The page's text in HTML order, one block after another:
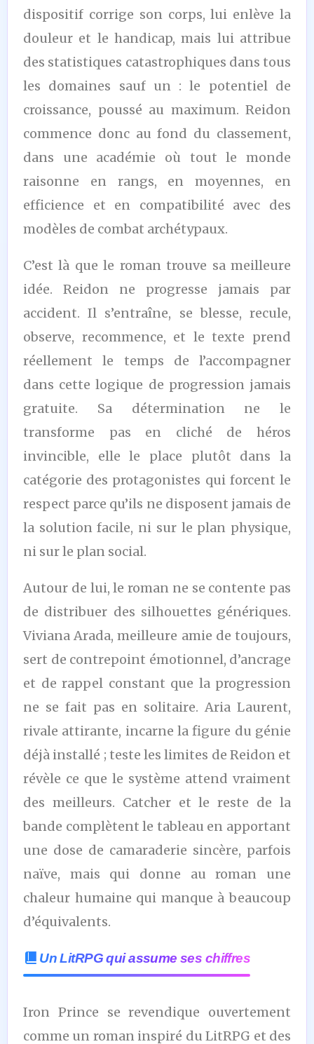
dispositif corrige son corps, lui enlève la
douleur et le handicap, mais lui attribue
des statistiques catastrophiques dans tous
les domaines sauf un : le potentiel de
croissance, poussé au maximum. Reidon
commence donc au fond du classement,
dans une académie où tout le monde
raisonne en rangs, en moyennes, en
efficience et en compatibilité avec des
modèles de combat archétypaux.
C’est là que le roman trouve sa meilleure
idée. Reidon ne progresse jamais par
accident. Il s’entraîne, se blesse, recule,
observe, recommence, et le texte prend
réellement le temps de l’accompagner
dans cette logique de progression jamais
gratuite. Sa détermination ne le
transforme pas en cliché de héros
invincible, elle le place plutôt dans la
catégorie des protagonistes qui forcent le
respect parce qu’ils ne disposent jamais de
la solution facile, ni sur le plan physique,
ni sur le plan social.
Autour de lui, le roman ne se contente pas
de distribuer des silhouettes génériques.
Viviana Arada, meilleure amie de toujours,
sert de contrepoint émotionnel, d’ancrage
et de rappel constant que la progression
ne se fait pas en solitaire. Aria Laurent,
rivale attirante, incarne la figure du génie
déjà installé ; teste les limites de Reidon et
révèle ce que le système attend vraiment
des meilleurs. Catcher et le reste de la
bande complètent le tableau en apportant
une dose de camaraderie sincère, parfois
naïve, mais qui donne au roman une
chaleur humaine qui manque à beaucoup
d’équivalents.
Un LitRPG qui assume ses chiffres
Iron Prince se revendique ouvertement
comme un roman inspiré du LitRPG et des